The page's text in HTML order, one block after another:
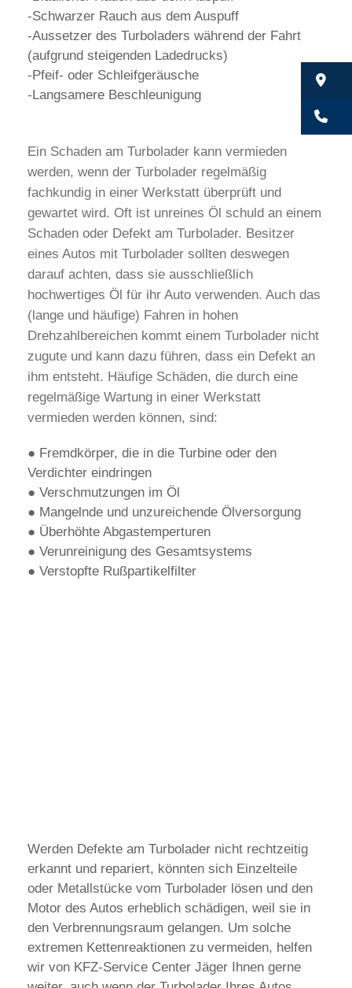
-Schwarzer Rauch aus dem Auspuff
-Aussetzer des Turboladers während der Fahrt
(aufgrund steigenden Ladedrucks)
-Pfeif- oder Schleifgeräusche
-Langsamere Beschleunigung
Ein Schaden am Turbolader kann vermieden
werden, wenn der Turbolader regelmäßig
fachkundig in einer Werkstatt überprüft und
gewartet wird. Oft ist unreines Öl schuld an einem
Schaden oder Defekt am Turbolader. Besitzer
eines Autos mit Turbolader sollten deswegen
darauf achten, dass sie ausschließlich
hochwertiges Öl für ihr Auto verwenden. Auch das
(lange und häufige) Fahren in hohen
Drehzahlbereichen kommt einem Turbolader nicht
zugute und kann dazu führen, dass ein Defekt an
ihm entsteht. Häufige Schäden, die durch eine
regelmäßige Wartung in einer Werkstatt
vermieden werden können, sind:
● Fremdkörper, die in die Turbine oder den
Verdichter eindringen
● Verschmutzungen im Öl
● Mangelnde und unzureichende Ölversorgung
● Überhöhte Abgastemperturen
● Verunreinigung des Gesamtsystems
● Verstopfte Rußpartikelfilter
Werden Defekte am Turbolader nicht rechtzeitig
erkannt und repariert, könnten sich Einzelteile
oder Metallstücke vom Turbolader lösen und den
Motor des Autos erheblich schädigen, weil sie in
den Verbrennungsraum gelangen. Um solche
extremen Kettenreaktionen zu vermeiden, helfen
wir von KFZ-Service Center Jäger Ihnen gerne